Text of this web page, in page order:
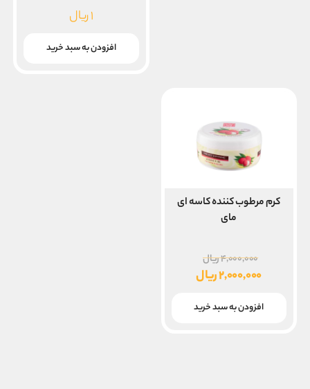
۱ریال
افزودن به سبد خرید
کرم مرطوب کننده کاسه ای
مای
۴,۰۰۰,۰۰۰ریال
اصلی
بود.
۲,۰۰۰,۰۰۰ریال
فعلی
افزودن به سبد خرید